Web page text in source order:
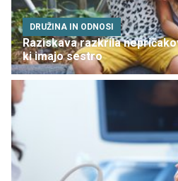
DRUŽINA IN ODNOSI
Raziskava razkrila
ki imajo sestro